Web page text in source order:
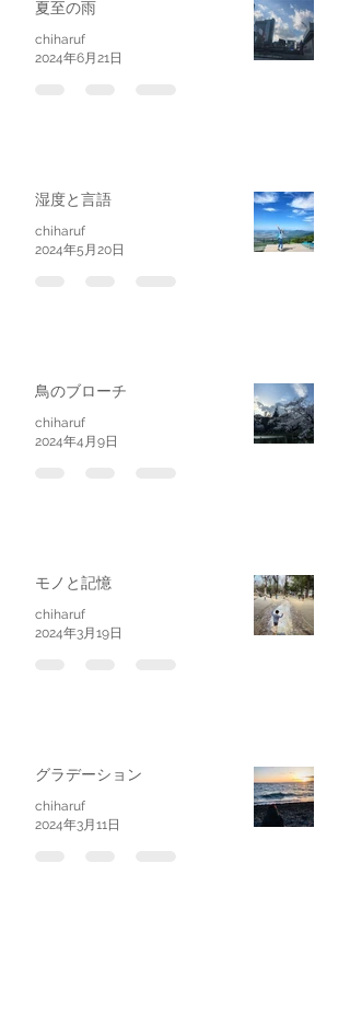
夏至の雨
chiharuf
2024年6月21日
湿度と言語
chiharuf
2024年5月20日
鳥のブローチ
chiharuf
2024年4月9日
モノと記憶
chiharuf
2024年3月19日
グラデーション
chiharuf
2024年3月11日